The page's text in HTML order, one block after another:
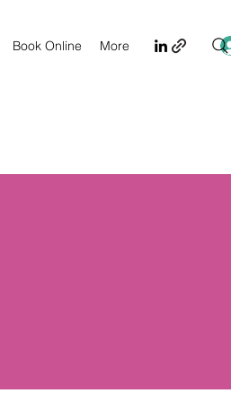
Book Online More